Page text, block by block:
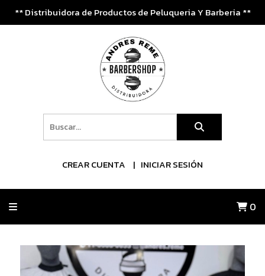
** Distribuidora de Productos de Peluqueria Y Barberia **
CREAR CUENTA INICIAR SESIÓN
0